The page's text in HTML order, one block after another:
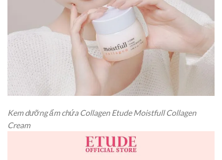
Kem dưỡng ẩm chứa Collagen Etude Moistfull Collagen
Cream